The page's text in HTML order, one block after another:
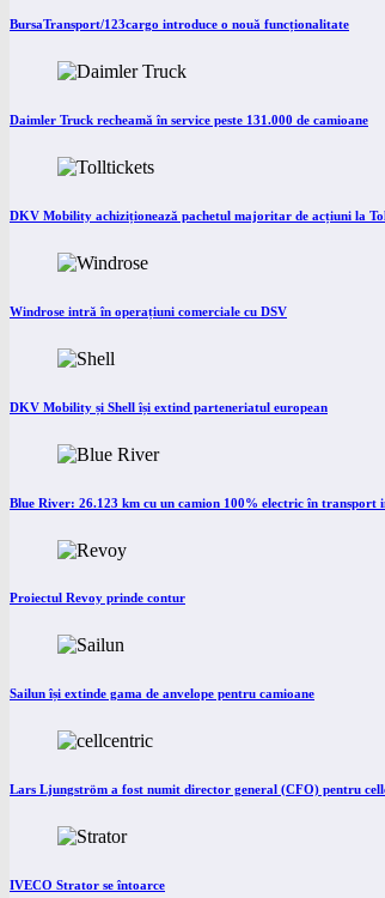
BursaTransport/123cargo introduce o nouă funcționalitate
Daimler Truck recheamă în service peste 131.000 de camioane
DKV Mobility achiziționează pachetul majoritar de acțiuni la
Windrose intră în operațiuni comerciale cu DSV
DKV Mobility și Shell își extind parteneriatul european
Blue River: 26.123 km cu un camion 100% electric în transport
Proiectul Revoy prinde contur
Sailun își extinde gama de anvelope pentru camioane
Lars Ljungström a fost numit director general (CFO) pentru
IVECO Strator se întoarce